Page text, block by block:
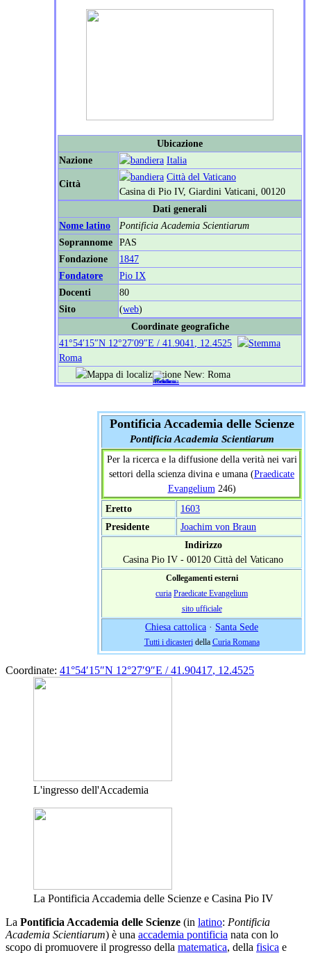
Ubicazione
Nazione
Italia
Città
Città del Vaticano
Casina di Pio IV, Giardini Vaticani, 00120
Dati generali
Nome latino
Pontificia Academia Scientiarum
Soprannome
PAS
Fondazione
1847
Fondatore
Pio IX
Docenti
80
Sito
(web)
Coordinate geografiche
41°54′15″N 12°27′09″E / 41.9041
12.4525
Roma
Pontificia Accademia delle Scienze
Pontificia Academia Scientiarum
Per la ricerca e la diffusione della verità nei vari
settori della scienza divina e umana (Praedicate
Evangelium 246)
Eretto
1603
Presidente
Joachim von Braun
Indirizzo
Casina Pio IV - 00120 Città del Vaticano
Collegamenti esterni
curia Praedicate Evangelium
sito ufficiale
Chiesa cattolica · Santa Sede
Tutti i dicasteridella Curia Romana
Coordinate: 41°54′15″N 12°27′9″E /41.90417, 12.4525
L'ingresso dell'Accademia
La Pontificia Accademia delle Scienze e Casina Pio IV
La Pontificia Accademia delle Scienze (in latino: Pontificia
Academia Scientiarum) è una accademia pontificia nata con lo
scopo di promuovere il progresso della matematica, della fisica e